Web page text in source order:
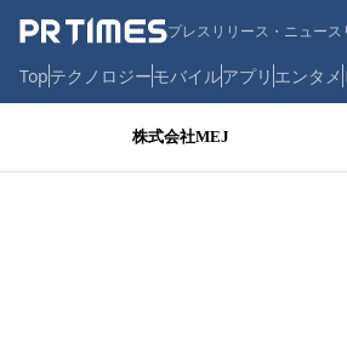
プレスリリース・ニュー
Topテクノロジーモバイルアプリ エンタメ
株式会社MEJ